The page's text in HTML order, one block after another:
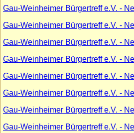
Gau-Weinheimer Bürgertreff e.V. -
Gau-Weinheimer Bürgertreff e.V. -
Gau-Weinheimer Bürgertreff e.V. -
Gau-Weinheimer Bürgertreff e.V. -
Gau-Weinheimer Bürgertreff e.V. -
Gau-Weinheimer Bürgertreff e.V. -
Gau-Weinheimer Bürgertreff e.V. -
Gau-Weinheimer Bürgertreff e.V. -